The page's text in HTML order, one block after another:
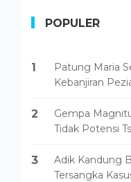
POPULER
1
Patung Maria
Kebanjiran
2
Gempa
Tidak Potensi
3
Adik Kandung
Tersangka